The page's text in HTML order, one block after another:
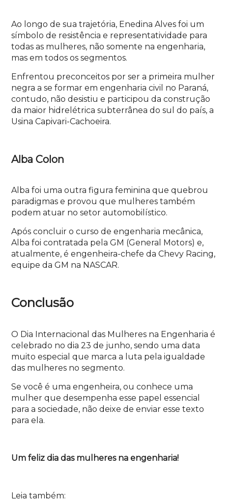
Ao longo de sua trajetória, Enedina Alves foi um
símbolo de resistência e representatividade para
todas as mulheres, não somente na engenharia,
mas em todos os segmentos.
Enfrentou preconceitos por ser a primeira mulher
negra a se formar em engenharia civil no Paraná,
contudo, não desistiu e participou da construção
da maior hidrelétrica subterrânea do sul do país, a
Usina Capivari-Cachoeira.
Alba Colon
Alba foi uma outra figura feminina que quebrou
paradigmas e provou que mulheres também
podem atuar no setor automobilístico.
Após concluir o curso de engenharia mecânica,
Alba foi contratada pela GM (General Motors) e,
atualmente, é engenheira-chefe da Chevy Racing,
equipe da GM na NASCAR.
Conclusão
O Dia Internacional das Mulheres na Engenharia é
celebrado no dia 23 de junho, sendo uma data
muito especial que marca a luta pela igualdade
das mulheres no segmento.
Se você é uma engenheira, ou conhece uma
mulher que desempenha esse papel essencial
para a sociedade, não deixe de enviar esse texto
para ela.
Um feliz dia das mulheres na engenharia!
Leia também: